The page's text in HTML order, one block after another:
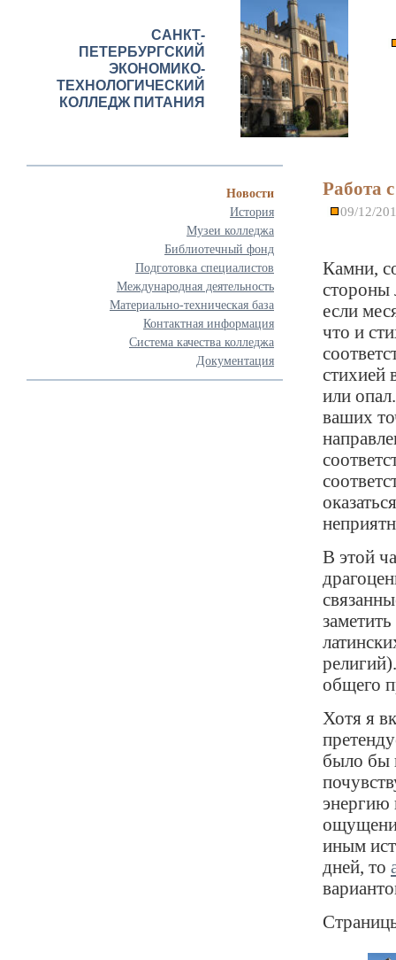
САНКТ-
ПЕТЕРБУРГСКИЙ
ЭКОНОМИКО-
ТЕХНОЛОГИЧЕСКИЙ
КОЛЛЕДЖ ПИТАНИЯ
Новости
История
Музеи колледжа
Библиотечный фонд
Подготовка специалистов
Международная деятельность
Материально-техническая база
Контактная информация
Система качества колледжа
Документация
Работа
09/12/
Камни,
стороны
если
что и
стихией
или
ваших
В этой
общего
Хотя я
было бы
энергию
иным
дней, то